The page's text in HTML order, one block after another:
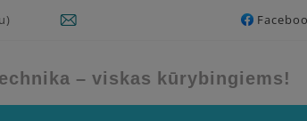
– viskas kūrybingiems!